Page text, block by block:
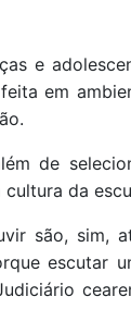
e
em
de
da
são, sim,
escutar